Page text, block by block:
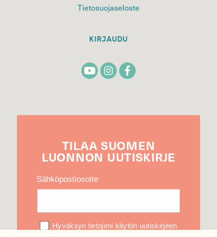
Tietosuojaseloste
KIRJAUDU
TILAA SUOMEN
LUONNON UUTIS­KIRJE
Sähköpostiosoite
Hyväksyn tietojeni käytön uutiskirjeen